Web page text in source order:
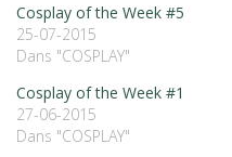
Cosplay of the Week #5
25-07-2015
Dans "COSPLAY"
Cosplay of the Week #1
27-06-2015
Dans "COSPLAY"